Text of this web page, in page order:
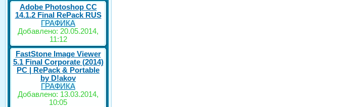
Adobe Photoshop CC
14.1.2 Final RePack RUS
ГРАФИКА
Добавлено: 20.05.2014,
11:12
FastStone Image Viewer
5.1 Final Corporate (2014)
РС | RePack & Portable
by D!akov
ГРАФИКА
Добавлено: 13.03.2014,
10:05